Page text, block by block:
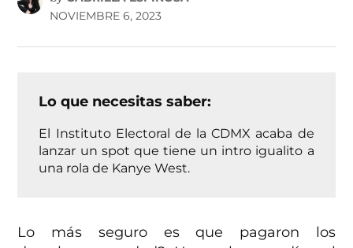
NOVIEMBRE 6, 2023
Lo que necesitas saber:
El Instituto Electoral de la CDMX acaba de
lanzar un spot que tiene un intro igualito a
una rola de Kanye West.
Lo más seguro es que pagaron los